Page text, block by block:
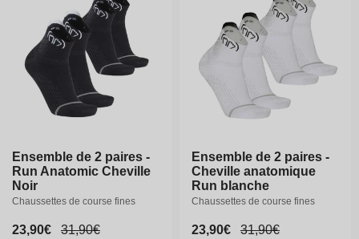
Ensemble de 2 paires -
Run Anatomic Cheville
Noir
Chaussettes de course fines
Prix
23,90€
Prix
31,90€
Ensemble de 2 paires -
Run Anatomic Cheville
Noir
Chaussettes de course fines
Prix
23,90€
Prix
31,90€
Ensemble de 2 paires -
Cheville anatomique
Run blanche
Chaussettes de course fines
Prix
23,90€
Prix
31,90€
Ensemble de 2 paires -
Cheville anatomique
Run blanche
Chaussettes de course fines
Prix
23,90€
Prix
31,90€